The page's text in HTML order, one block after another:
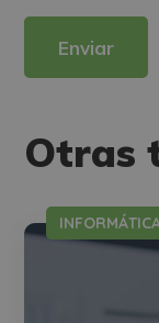
Derechos: Puede
Para más
Otras